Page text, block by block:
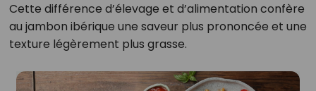
Cette différence d’élevage et d’alimentation confère
au jambon ibérique une saveur plus prononcée et une
texture légèrement plus grasse.